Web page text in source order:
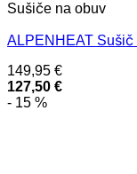
Sušiče na obuv
ALPENHEAT Sušič
149,95 €
127,50 €
- 15 %